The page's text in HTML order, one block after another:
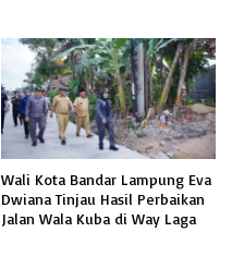
Wali Kota Bandar Lampung Eva
Dwiana Tinjau Hasil Perbaikan
Jalan Wala Kuba di Way Laga